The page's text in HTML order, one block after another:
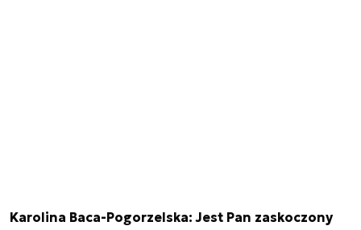
Karolina Baca-Pogorzelska: Jest Pan zaskoczony